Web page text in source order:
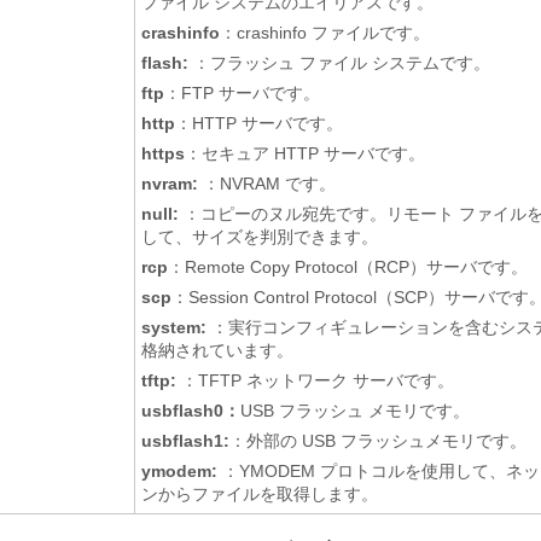
crashinfo ：crashinfo ファイルです。
flash: ：フラッシュ ファイル システムです。
ftp ：FTP サーバです。
http ：HTTP サーバです。
https ：セキュア HTTP サーバです。
nvram: ：NVRAM です。
null: ：コピーのヌル宛先です。リモート ファイル
して、サイズを判別できます。
rcp ：Remote Copy Protocol（RCP）サーバです。
scp ：Session Control Protocol（SCP）サーバです。
system: ：実行コンフィギュレーションを含むシス
格納されています。
tftp: ：TFTP ネットワーク サーバです。
usbflash0： USB フラッシュ メモリです。
usbflash1: ：外部の USB フラッシュメモリです。
ymodem: ：YMODEM プロトコルを使用して、ネ
ンからファイルを取得します。